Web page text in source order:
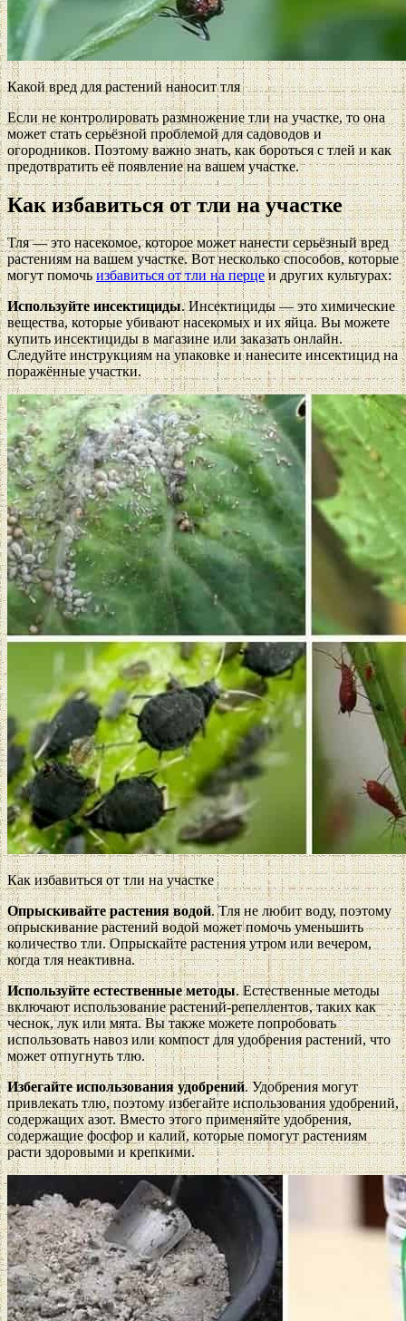
Какой вред для растений наносит тля
Если не контролировать размножение тли на участке, то она
может стать серьёзной проблемой для садоводов и
огородников. Поэтому важно знать, как бороться с тлей и как
предотвратить её появление на вашем участке.
Как избавиться от тли на участке
Тля — это насекомое, которое может нанести серьёзный вред
растениям на вашем участке. Вот несколько способов, которые
могут помочьизбавиться от тли на перцеи других культурах:
Используйте инсектициды. Инсектициды — это химические
вещества, которые убивают насекомых и их яйца. Вы можете
купить инсектициды в магазине или заказать онлайн.
Следуйте инструкциям на упаковке и нанесите инсектицид на
поражённые участки.
Как избавиться от тли на участке
Опрыскивайте растения водой. Тля не любит воду, поэтому
опрыскивание растений водой может помочь уменьшить
количество тли. Опрыскайте растения утром или вечером,
когда тля неактивна.
Используйте естественные методы. Естественные методы
включают использование растений-репеллентов, таких как
чеснок, лук или мята. Вы также можете попробовать
использовать навоз или компост для удобрения растений, что
может отпугнуть тлю.
Избегайте использования удобрений. Удобрения могут
привлекать тлю, поэтому избегайте использования удобрений,
содержащих азот. Вместо этого применяйте удобрения,
содержащие фосфор и калий, которые помогут растениям
расти здоровыми и крепкими.